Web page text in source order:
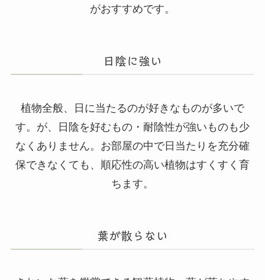
がおすすめです。
日陰に強い
植物全般、日に当たるのが好きなものが多いで
す。が、日陰を好むもの・耐陰性が強いものも少
なくありません。お部屋の中で日当たりを充分確
保できなくても、順応性の高い植物はすくすく育
ちます。
葉が散らない